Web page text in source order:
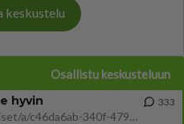
keskustelu
Osallistu keskusteluun
hyvin
https://www.iltalehti.fi/viihdeuutiset/a/c46da6ab-340f-4790-aaa7-0865eed2336 Yrityksen konkurssihakemus on tullut kärä
333